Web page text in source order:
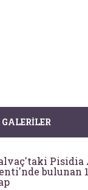
bulunan